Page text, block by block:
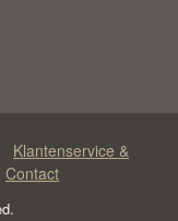
Klantenservice &
Contact